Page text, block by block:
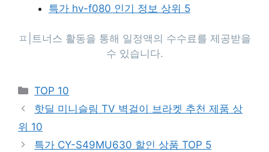
특가 hv-f080 인기 정보 상위 5
Categories
TOP 10
핫딜 미니슬림 TV 벽걸이 브라켓 추천 제품 상
위 10
특가 CY-S49MU630 할인 상품 TOP 5